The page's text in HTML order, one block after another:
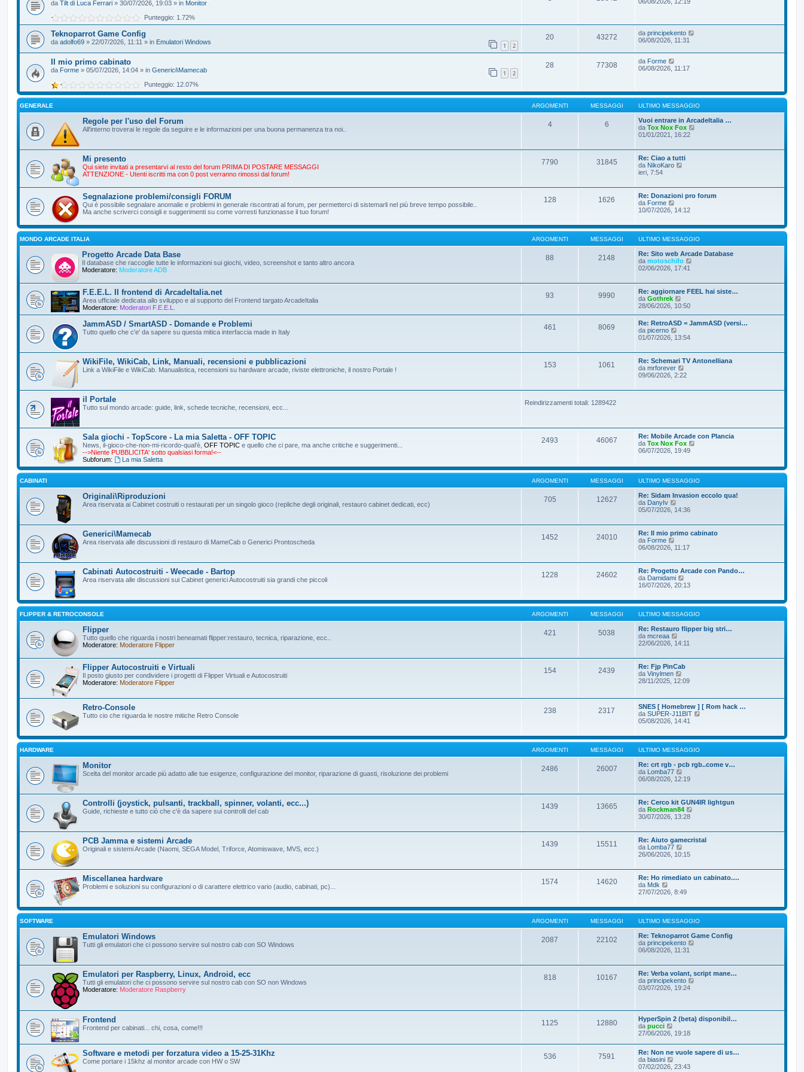
da Tilt di Luca Ferrari » 30/07/2026, 19:03 » in Monitor
Punteggio: 1.72%
Teknoparrot Game Config
1 2
da adolfo69 » 22/07/2026, 11:11 » in Emulatori Windows
20 43272 da principekento
06/08/2026, 11:31
Il mio primo cabinato
1 2
da Forme » 05/07/2026, 14:04 » in Generici\Mamecab
Punteggio: 12.07%
28 77308 da Forme
06/08/2026, 11:17
GENERALE ARGOMENTI MESSAGGI ULTIMO MESSAGGIO
Regole per l'uso del Forum
All'interno troverai le regole da seguire e le informazioni per una buona permanenza tra noi..
4 6
Vuoi entrare in ArcadeItalia …
da Tox Nox Fox
i
m
a
g
g
i
o
01/01/2021, 16:22
Mi presento
Qui siete invitati a presentarvi al resto del forum PRIMA DI POSTARE MESSAGGI
ATTENZIONE - Utenti iscritti ma con 0 post verranno rimossi dal forum!
7790 31845
Re: Ciao a tutti
da NikoKaro
i
u
l
t
i
o
m
e
s
s
a
g
i
o
ieri, 7:54
Segnalazione problemi/consigli FORUM
Qui è possibile segnalare anomalie e problemi in generale riscontrati al forum, per permetterci di sistemarli nel più breve tempo possibile..
Ma anche scriverci consigli e suggerimenti su come vorresti funzionasse il tuo forum!
128 1626
Re: Donazioni pro forum
da Forme
e
i
u
l
t
i
m
o
s
a
g
g
i
o
10/07/2026, 14:12
MONDO ARCADE ITALIA ARGOMENTI MESSAGGI ULTIMO MESSAGGIO
Progetto Arcade Data Base
Il database che raccoglie tutte le informazioni sui giochi, video, screenshot e tanto altro ancora
Moderatore: Moderatore ADB
88 2148
Re: Sito web Arcade Database
da motoschifo
i
u
l
m
o
s
a
o
02/06/2026, 17:41
F.E.E.L. Il frontend di ArcadeItalia.net
Area ufficiale dedicata allo sviluppo e al supporto del Frontend targato ArcadeItalia
Moderatore: Moderatori F.E.E.L.
93 9990
Re: aggiornare FEEL hai siste…
da Gothrek
e
u
t
m
o
m
e
s
o
28/06/2026, 10:50
JammASD / SmartASD - Domande e Problemi
Tutto quello che c'e' da sapere su questa mitica interfaccia made in Italy
461 8069
Re: RetroASD = JammASD (versi…
da picerno
e
i
u
l
t
i
a
g
g
i
01/07/2026, 13:54
WikiFile, WikiCab, Link, Manuali, recensioni e pubblicazioni
Link a WikiFile e WikiCab. Manualistica, recensioni su hardware arcade, riviste elettroniche, il nostro Portale !
153 1061
Re: Schemari TV Antonelliana
da mrforever
e
i
m
e
s
a
g
g
i
o
09/06/2026, 2:22
il Portale
Tutto sul mondo arcade: guide, link, schede tecniche, recensioni, ecc...
Reindirizzamenti totali: 1289422
Sala giochi - TopScore - La mia Saletta - OFF TOPIC
News, il-gioco-che-non-mi-ricordo-qual'è, OFF TOPIC e quello che ci pare, ma anche critiche e suggerimenti...
-->Niente PUBBLICITA' sotto qualsiasi forma!<--
Subforum:
La mia Saletta
2493 46067
Re: Mobile Arcade con Plancia
da Tox Nox Fox
u
l
i
m
s
i
o
06/07/2026, 19:49
CABINATI ARGOMENTI MESSAGGI ULTIMO MESSAGGIO
Originali\Riproduzioni
Area riservata ai Cabinet costruiti o restaurati per un singolo gioco (repliche degli originali, restauro cabinet dedicati, ecc)
705 12627
Re: Sidam Invasion eccolo qua!
da DanyIv
e
i
u
l
t
i
m
e
s
a
g
g
i
o
05/07/2026, 14:36
Generici\Mamecab
Area riservata alle discussioni di restauro di MameCab o Generici Prontoscheda
1452 24010
Re: Il mio primo cabinato
da Forme
e
i
u
l
t
i
o
m
e
s
a
g
i
o
06/08/2026, 11:17
Cabinati Autocostruiti - Weecade - Bartop
Area riservata alle discussioni sui Cabinet generici Autocostruiti sia grandi che piccoli
1228 24602
Re: Progetto Arcade con Pando…
da Damidami
e
i
u
l
t
i
m
o
s
a
g
i
o
16/07/2026, 20:13
FLIPPER & RETROCONSOLE ARGOMENTI MESSAGGI ULTIMO MESSAGGIO
Flipper
Tutto quello che riguarda i nostri beneamati flipper:restauro, tecnica, riparazione, ecc..
Moderatore: Moderatore Flipper
421 5038
Re: Restauro flipper big stri…
da mcreaa
e
i
u
l
t
i
o
m
e
s
a
g
g
i
o
22/06/2026, 14:11
Flipper Autocostruiti e Virtuali
Il posto giusto per condividere i progetti di Flipper Virtuali e Autocostruiti
Moderatore: Moderatore Flipper
154 2439
Re: Fjp PinCab
da Vinylmen
e
u
l
t
i
o
m
e
s
s
g
i
o
28/11/2025, 12:09
Retro-Console
Tutto cio che riguarda le nostre mitiche Retro Console
238 2317
SNES [ Homebrew ] [ Rom hack …
da SUPER-J11BIT
i
u
t
i
s
s
i
o
05/08/2026, 14:41
HARDWARE ARGOMENTI MESSAGGI ULTIMO MESSAGGIO
Monitor
Scelta del monitor arcade più adatto alle tue esigenze, configurazione del monitor, riparazione di guasti, risoluzione dei problemi
2486 26007
Re: crt rgb - pcb rgb..come v…
da Lomba77
e
i
u
l
t
i
m
s
a
g
i
06/08/2026, 12:19
Controlli (joystick, pulsanti, trackball, spinner, volanti, ecc...)
Guide, richieste e tutto ciò che c'è da sapere sui controlli del cab
1439 13665
Re: Cerco kit GUN4IR lightgun
da Rockman84
i
u
l
m
a
g
g
i
o
30/07/2026, 13:28
PCB Jamma e sistemi Arcade
Originali e sistemi Arcade (Naomi, SEGA Model, Triforce, Atomiswave, MVS, ecc.)
1439 15511
Re: Aiuto gamecristal
da Lomba77
e
i
u
l
t
i
o
m
e
s
a
g
i
o
26/06/2026, 10:15
Miscellanea hardware
Problemi e soluzioni su configurazioni o di carattere elettrico vario (audio, cabinati, pc)...
1574 14620
Re: Ho rimediato un cabinato.…
da Mdk
e
i
u
l
t
i
m
o
m
s
a
g
o
27/07/2026, 8:49
SOFTWARE ARGOMENTI MESSAGGI ULTIMO MESSAGGIO
Emulatori Windows
Tutti gli emulatori che ci possono servire sul nostro cab con SO Windows
2087 22102
Re: Teknoparrot Game Config
da principekento
i
u
l
m
e
a
g
g
06/08/2026, 11:31
Emulatori per Raspberry, Linux, Android, ecc
Tutti gli emulatori che ci possono servire sul nostro cab con SO non Windows
Moderatore: Moderatore Raspberry
818 10167
Re: Verba volant, script mane…
da principekento
l
t
o
m
03/07/2026, 19:24
Frontend
Frontend per cabinati... chi, cosa, come!!!
1125 12880
HyperSpin 2 (beta) disponibil…
da pucci
e
i
u
t
27/06/2026, 19:18
Software e metodi per forzatura video a 15-25-31Khz
Come portare i 15khz al monitor arcade con HW o SW
536 7591
Re: Non ne vuole sapere di us…
da biasini
e
07/02/2026, 23:43